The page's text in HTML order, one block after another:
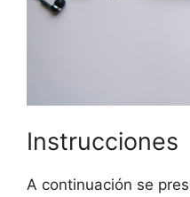
Instrucciones
A continuación se